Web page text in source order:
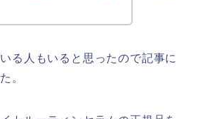
る人もいると思ったので記事に
。